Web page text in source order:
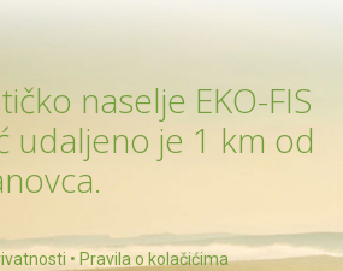
naselje EKO-FIS
udaljeno je 1 km od
• Pravila o kolačićima